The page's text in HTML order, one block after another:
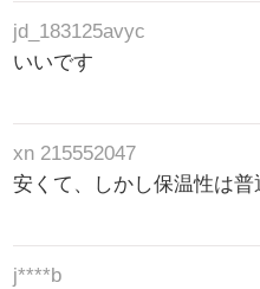
jd_183125avyc
いいです
xn 215552047
安くて、しかし保温性は普
j****b